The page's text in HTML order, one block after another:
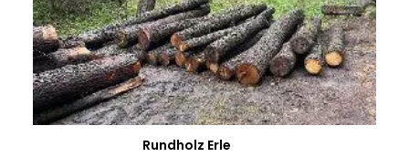
Rundholz Erle